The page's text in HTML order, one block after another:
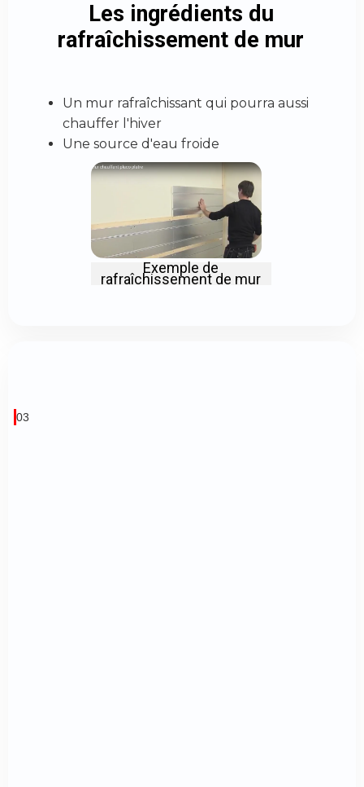
Les ingrédients du
rafraîchissement de mur
Un mur rafraîchissant qui pourra aussi
chauffer l'hiver
Une source d'eau froide
Exemple de
rafraîchissement de mur
03